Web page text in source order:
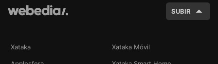
SUBIR
Xataka Xataka Móvil